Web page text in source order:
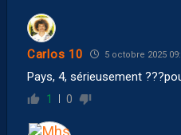
Carlos 10 5 octobre 2025
Pays, 4, sérieusement
1 0